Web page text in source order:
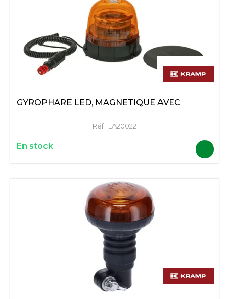
GYROPHARE LED, MAGNÉTIQUE AVEC
Réf : LA20022
En stock